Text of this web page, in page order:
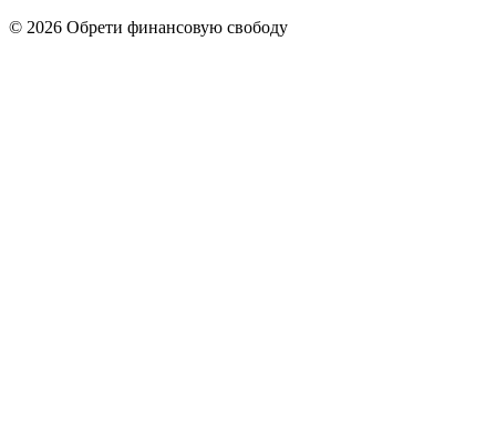
© 2026 Обрети финансовую свободу